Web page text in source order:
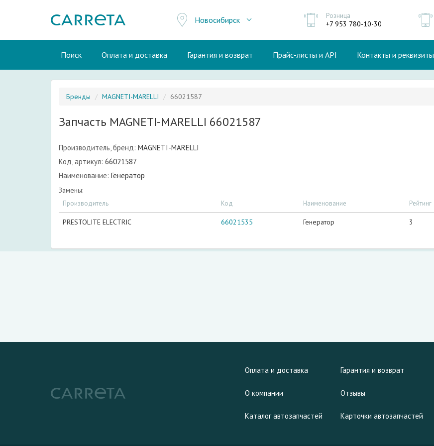
Новосибирск Розница
+7 953 780-10-30
Поиск Оплата и доставка Гарантия и возврат Прайс-листы и API Контакты и реквизиты
Бренды MAGNETI-MARELLI 66021587
Запчасть MAGNETI-MARELLI 66021587
Производитель, бренд: MAGNETI-MARELLI
Код, артикул: 66021587
Наименование: Генератор
Замены:
Производитель Код Наименование Рейтинг
PRESTOLITE ELECTRIC 66021535 Генератор 3
Оплата и доставка Гарантия и возврат
О компании Отзывы
Каталог автозапчастей Карточки автозапчастей